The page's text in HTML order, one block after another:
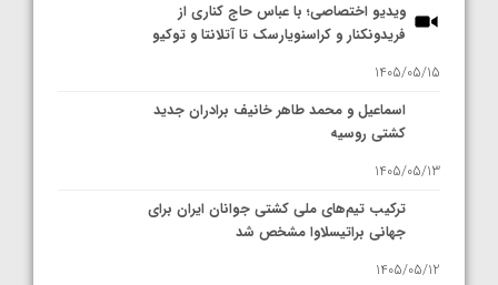
ویدیو اختصاصی؛ با عباس حاج کناری از
فریدونکنار و کراسنویارسک تا آتلانتا و توکیو
1405/05/15
اسماعیل و محمد طاهر خانیف برادران جدید
کشتی روسیه
1405/05/13
ترکیب تیم‌های ملی کشتی جوانان ایران برای
جهانی براتیسلاوا مشخص شد
1405/05/12